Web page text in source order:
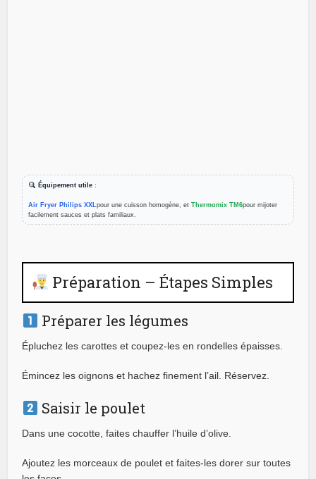
Équipement utile:
Air Fryer Philips XXLpour une cuisson homogène, etThermomix TM6pour mijoter
facilement sauces et plats familiaux.
Préparation – Étapes Simples
Préparer les légumes
Épluchez les carottes et coupez-les en rondelles épaisses.
Émincez les oignons et hachez finement l’ail. Réservez.
Saisir le poulet
Dans une cocotte, faites chauffer l’huile d’olive.
Ajoutez les morceaux de poulet et faites-les dorer sur toutes